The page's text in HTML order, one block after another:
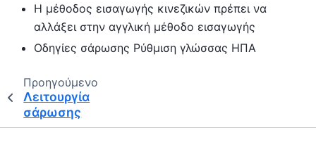
Η μέθοδος εισαγωγής κινεζικών πρέπει να
αλλάξει στην αγγλική μέθοδο εισαγωγής
Οδηγίες σάρωσης Ρύθμιση γλώσσας ΗΠΑ
Προηγούμενο
Λειτουργία
σάρωσης